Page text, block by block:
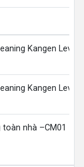
Kangen
Kangen
nhà –CM01